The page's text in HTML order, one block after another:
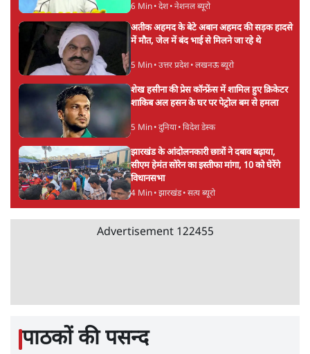
6 Min• देश• नेशनल ब्यूरो
अतीक अहमद के बेटे अबान अहमद की सड़क हादसे
में मौत, जेल में बंद भाई से मिलने जा रहे थे
5 Min• उत्तर प्रदेश• लखनऊ ब्यूरो
शेख हसीना की प्रेस कॉन्फ्रेंस में शामिल हुए क्रिकेटर
शाकिब अल हसन के घर पर पेट्रोल बम से हमला
5 Min• दुनिया• विदेश डेस्क
झारखंड के आंदोलनकारी छात्रों ने दबाव बढ़ाया,
सीएम हेमंत सोरेन का इस्तीफा मांगा, 10 को घेरेंगे
विधानसभा
4 Min• झारखंड• सत्य ब्यूरो
Advertisement 122455
पाठकों की पसन्द